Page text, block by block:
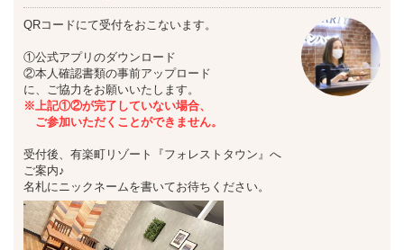
QRコードにて受付をおこないます。
①公式アプリのダウンロード
②本人確認書類の事前アップロード
に、ご協力をお願いいたします。
※上記①②が完了していない場合、
ご参加いただくことができません。
受付後、有楽町リゾート『フォレストタウン』へ
ご案内♪
名札にニックネームを書いてお待ちください。